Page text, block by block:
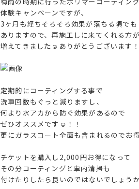
体験キャンペーンですが、
3ヶ月も経ちそろそろ効果が落ちる頃でも
ありますので、再施工しに来てくれる方が
増えてきました☺️ありがとうございます！
定期的にコーティングする事で
洗車回数もぐっと減りますし、
何より水アカから防ぐ効果があるので
ぜひオススメです☺️！！
更にガラスコート全面も含まれるのでお得
チケットを購入し2,000円お得になって
その分コーティングと車内清掃も
付けたりしたら良いのではないでしょう